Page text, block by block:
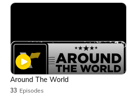
33 Episodes
Around The World